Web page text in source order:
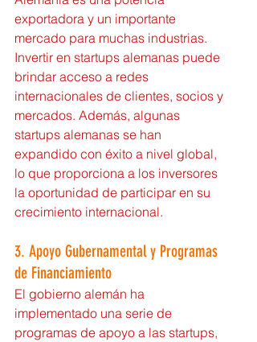
exportadora y un importante
mercado para muchas industrias.
Invertir en startups alemanas puede
brindar acceso a redes
internacionales de clientes, socios y
mercados. Además, algunas
startups alemanas se han
expandido con éxito a nivel global,
lo que proporciona a los inversores
la oportunidad de participar en su
crecimiento internacional.
3. Apoyo Gubernamental y Programas
de Financiamiento
El gobierno alemán ha
implementado una serie de
programas de apoyo a las startups,